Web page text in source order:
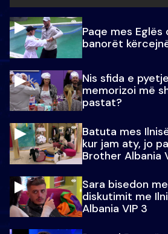
Paqe mes
banorët
Nis sfida e
memorizoi më
pastat?
Batuta mes
kur jam aty, jo
Brother Albania
Sara bisedon
diskutimit me
Albania VIP 3